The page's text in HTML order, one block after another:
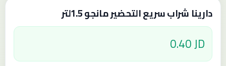
دارينا شراب سريع التحضير مانجو 1.5لتر
0.40 JD